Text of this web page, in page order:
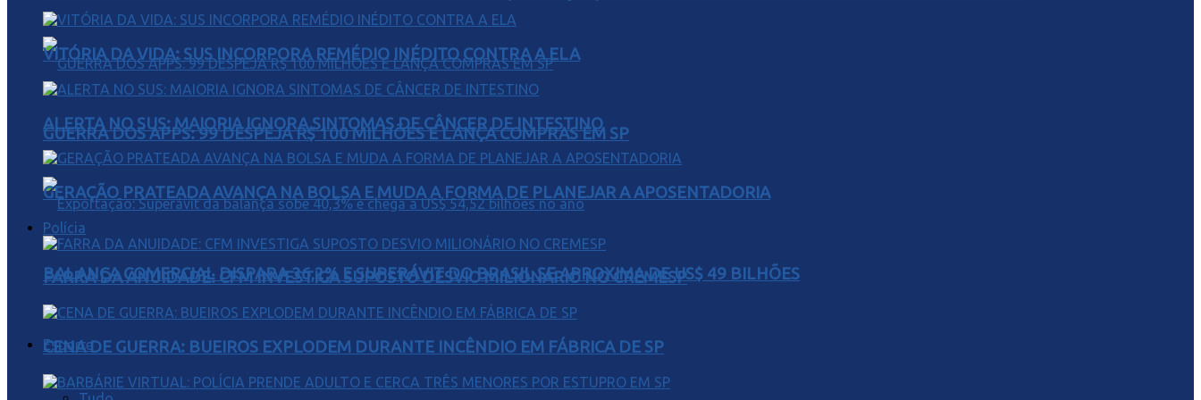
GUERRA DOS APPS: 99 DESPEJA R$ 100 MILHÕES E LANÇA COMPRAS EM SP
BALANÇA COMERCIAL DISPARA 36,2% E SUPERÁVIT DO BRASIL SE APROXIMA DE US$ 49 BILHÕES
Esporte
VITÓRIA DA VIDA: SUS INCORPORA REMÉDIO INÉDITO CONTRA A ELA
ALERTA NO SUS: MAIORIA IGNORA SINTOMAS DE CÂNCER DE INTESTINO
GERAÇÃO PRATEADA AVANÇA NA BOLSA E MUDA A FORMA DE PLANEJAR A APOSENTADORIA
Polícia
FARRA DA ANUIDADE: CFM INVESTIGA SUPOSTO DESVIO MILIONÁRIO NO CREMESP
CENA DE GUERRA: BUEIROS EXPLODEM DURANTE INCÊNDIO EM FÁBRICA DE SP